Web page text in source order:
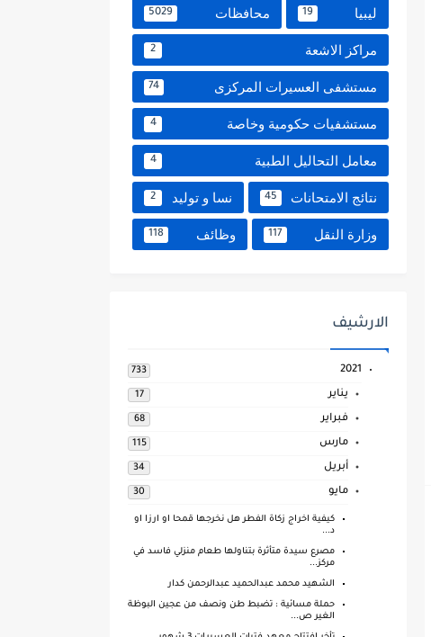
ليبيا 19 محافظات 5029
مراكز الاشعة 2
مستشفى العسيرات المركزى 74
مستشفيات حكومية وخاصة 4
معامل التحاليل الطبية 4
نتائج الامتحانات 45 نسا و توليد 2
وزارة النقل 117 وظائف 118
الارشيف
2021
733
يناير 17
فبراير 68
مارس 115
أبريل 34
مايو 30
كيفية اخراج زكاة الفطر هل نخرجها قمحا او ارزا او
د...
مصرع سيدة متأثرة بتناولها طعام منزلي فاسد في
مركز...
الشهيد محمد عبدالحميد عبدالرحمن كدار
حملة مسائية : تضبط طن ونصف من عجين البوظة
الغير ص...